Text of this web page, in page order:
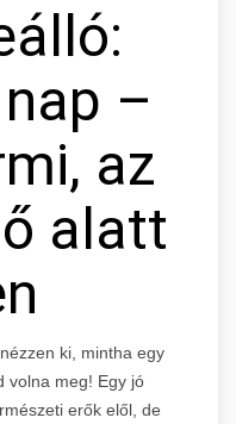
–
az
alatt
ki, mintha egy
volna meg! Egy jó
erők elől, de